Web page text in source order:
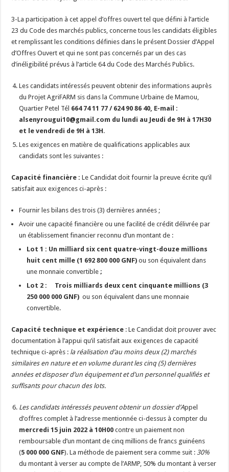
3-La participation à cet appel d’offres ouvert tel que défini à l’article
23 du Code des marchés publics, concerne tous les candidats éligibles
et remplissant les conditions définies dans le présent Dossier d’Appel
d’Offres Ouvert et qui ne sont pas concernés par un des cas
d’inéligibilité prévus à l’article 64 du Code des Marchés Publics.
Les candidats intéressés peuvent obtenir des informations auprès
du Projet AgriFARM sis dans la Commune Urbaine de Mamou,
Quartier Petel Tél 664 74 11 77 / 624 90 86 40, E-mail :
alsenyrougui10@gmail.com du lundi au Jeudi de 9H à 17H30
et le vendredi de 9H à 13H.
Les exigences en matière de qualifications applicables aux
candidats sont les suivantes :
Capacité financière :Le Candidat doit fournir la preuve écrite qu’il
satisfait aux exigences ci-après :
Fournir les bilans des trois (3) dernières années ;
Avoir une capacité financière ou une facilité de crédit délivrée par
un établissement financier reconnu d’un montant de :
Lot 1 : Un milliard six cent quatre-vingt-douze millions
huit cent mille (1 692 800 000 GNF)ou son équivalent dans
une monnaie convertible ;
Lot 2 : Trois milliards deux cent cinquante millions (3
250 000 000 GNF)ou son équivalent dans une monnaie
convertible.
Capacité technique et expérience : Le Candidat doit prouver avec
documentation à l’appui qu’il satisfait aux exigences de capacité
technique ci-après : la réalisation d’au moins deux (2) marchés
similaires en nature et en volume durant les cinq (5) dernières
années et disposer d’un équipement et d’un personnel qualifiés et
suffisants pour chacun des lots.
Les candidats intéressés peuvent obtenir un dossier d’Appel
d’offres complet à l’adresse mentionnée ci-dessus à compter du
mercredi 15 juin 2022 à 10H00 contre un paiement non
remboursable d’un montant de cinq millions de francs guinéens
(5 000 000 GNF). La méthode de paiement sera comme suit :30%
du montant à verser au compte de l’ARMP, 50% du montant à verser